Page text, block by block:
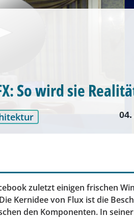
So wird sie
zuletzt einigen frischen
Kernidee von Flux ist die
den Komponenten. In seiner